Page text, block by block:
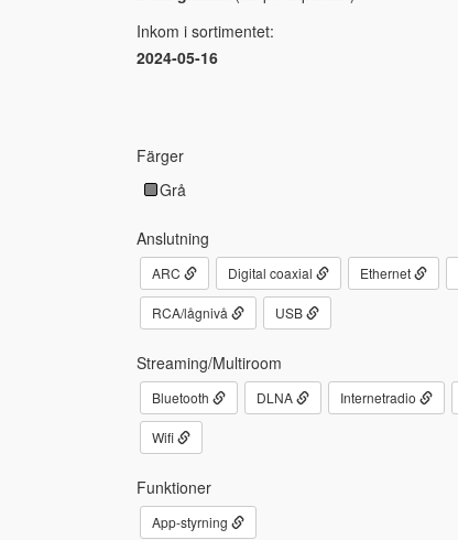
Inkom i sortimentet:
2024-05-16
Färger
Grå
Anslutning
ARC Digital coaxial Ethernet
RCA/lågnivå USB
Streaming/Multiroom
Bluetooth DLNA Internetradio
Wifi
Funktioner
App-styrning